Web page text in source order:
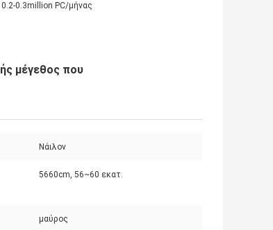
0.2-0.3million PC/μήνας
μέγεθος που
Νάιλον
5660cm, 56~60 εκατ.
μαύρος